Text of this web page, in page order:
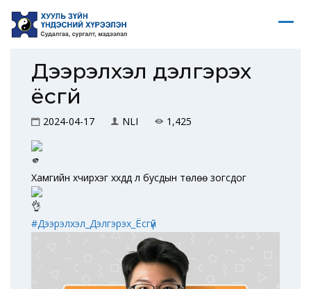
Дээрэлхэл дэлгэрэх
ёсгүй
2024-04-17 NLI 1,425
Хамгийн хүчирхэг хүүхдүүд л бусдын төлөө зогсдог
#Дээрэлхэл_Дэлгэрэх_Ёсгүй